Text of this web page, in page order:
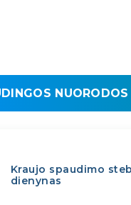
NUORODOS
Kraujo spaudimo
dienynas